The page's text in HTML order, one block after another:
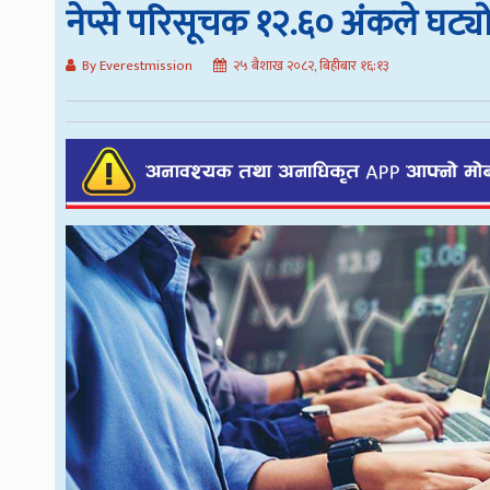
नेप्से परिसूचक १२.६० अंकले
By Everestmission २५ बैशाख २०८२, बिहीबार १६:१३